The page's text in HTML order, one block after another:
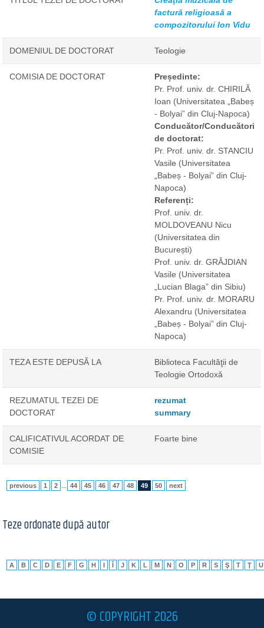
factură religioasă a
compozitorului Ion Vidu
DOMENIUL DE DOCTORAT Teologie
COMISIA DE DOCTORAT
Președinte:
Pr. Prof. univ. dr. CHIRILĂ
Ioan (Universitatea „Babeș
- Bolyai” din Cluj-Napoca)
Conducător/Conducători
de doctorat:
Pr. Prof. univ. dr. STANCIU
Vasile (Universitatea
„Babeș - Bolyai” din Cluj-
Napoca)
Referenți:
Prof. univ. dr.
MOLDOVEANU Nicu
(Universitatea din
București)
Prof. univ. dr. GRǍJDIAN
Vasile (Universitatea
„Lucian Blaga” din Sibiu)
Pr. Prof. univ. dr. MORARU
Alexandru (Universitatea
„Babeș - Bolyai” din Cluj-
Napoca)
TEZA ESTE DEPUSĂ LA
Biblioteca Facultăţii de
Teologie Ortodoxă
REZUMATUL TEZEI DE
DOCTORAT
rezumat
summary
CALIFICATIVUL ACORDAT DE
COMISIE
Foarte bine
previous 1 2 44 45 46 47 48 49 50 next
Teze ordonate după autor
A B C D E F G H I Î J K L M N O P R S Ş T Ţ U
© COPYRIGHT 2026